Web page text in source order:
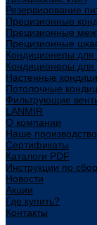
Резервирование
Прецизионные
Прецизионные
Прецизионные
Кондиционеры
Кондиционеры для
Настенные
Потолочные
Фильтрующие
LANMIR
О компании
Наше производство
Сертификаты
Каталоги PDF
Инструкции по
Новости
Акции
Где купить?
Контакты